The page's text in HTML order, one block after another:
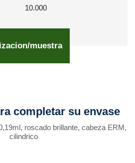
10.000
muestra
completar su envase
roscado brillante, cabeza ERM,
cilindrico